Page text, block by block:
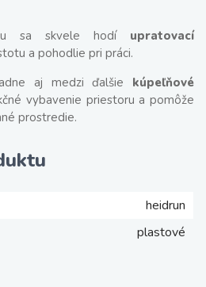
sa skvele hodí
upratovací
a pohodlie pri práci.
aj medzi ďalšie
kúpeľňové
vybavenie priestoru a pomôže
prostredie.
heidrun
plastové